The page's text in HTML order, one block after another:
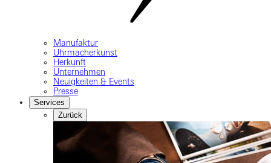
Manufaktur
Uhrmacherkunst
Herkunft
Unternehmen
Neuigkeiten & Events
Presse
Services
Zurück